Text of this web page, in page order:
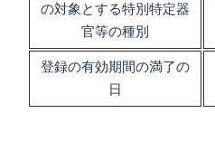
の対象とする特別特定器
官等の種別
登録の有効期間の満了の
日